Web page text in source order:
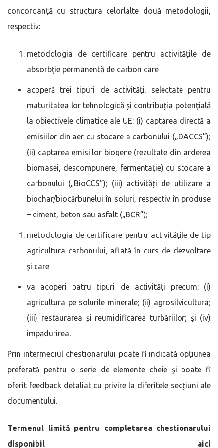
concordanță cu structura celorlalte două metodologii,
respectiv:
metodologia de certificare pentru activitățile de
absorbție permanentă de carbon care
acoperă trei tipuri de activități, selectate pentru
maturitatea lor tehnologică și contribuția potențială
la obiectivele climatice ale UE: (i) captarea directă a
emisiilor din aer cu stocare a carbonului („DACCS”);
(ii) captarea emisiilor biogene (rezultate din arderea
biomasei, descompunere, fermentație) cu stocare a
carbonului („BioCCS”); (iii) activități de utilizare a
biochar/biocărbunelui în soluri, respectiv în produse
– ciment, beton sau asfalt („BCR”);
metodologia de certificare pentru activitățile de tip
agricultura carbonului, aflată în curs de dezvoltare
și care
va acoperi patru tipuri de activități precum: (i)
agricultura pe solurile minerale; (ii) agrosilvicultura;
(iii) restaurarea și reumidificarea turbăriilor; și (iv)
împădurirea.
Prin intermediul chestionarului poate fi indicată opțiunea
preferată pentru o serie de elemente cheie și poate fi
oferit feedback detaliat cu privire la diferitele secțiuni ale
documentului.
Termenul limită pentru completarea chestionarului
disponibil aici